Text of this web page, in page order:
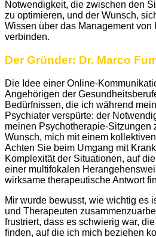
Notwendigkeit, die zwischen den
zu optimieren, und der Wunsch,
Wissen über das Management von
verbinden.
Der Gründer: Dr. Marco
Die Idee einer Online-
Angehörigen der
Bedürfnissen, die ich während
Psychiater verspürte: der
meinen Psychotherapie-Sitzungen
Wunsch, mich mit einem
Achten Sie beim Umgang mit
Komplexität der Situationen, auf
einer multifokalen
wirksame therapeutische Antwort
Mir wurde bewusst, wie wichtig es
und Therapeuten
frustriert, dass es schwierig war,
finden, auf die ich mich beziehen